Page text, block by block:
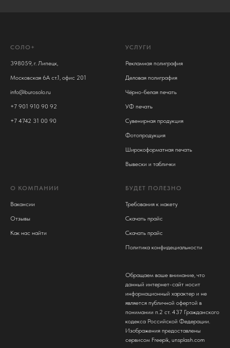
СОЛО+
398059, г. Липецк,
Московская 6А ст.1, офис 201
info@burosolo.ru
+7 901 910 90 92
+7 4742 31 00 90
УСЛУГИ
Рекламная полиграфия
Деловая полиграфия
Чёрно-белая печать
УФ печать
Сувенирная продукция
Фотопродукция
Широкоформатная печать
Вывески и таблички
О КОМПАНИИ
Вакансии
Отзывы
Как нас найти
БУДЕТ ПОЛЕЗНО
Требования к макету
Скачать прайс
Скачать прайс
Политика конфидециальности
Обращаем ваше внимание, что
данный интернет-сайт носит
информационный характер и не
является публичной офертой в
понимании п.2 ст. 437 Гражданского
кодекса Российской Федерации.
Изображения предоставлены
сервисом Freepik, unsplash.com